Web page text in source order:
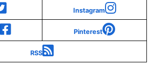
Instagram
Pinterest
RSS